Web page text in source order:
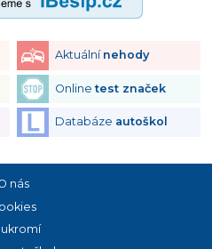
Aktuální nehody
Onlinetest značek
Databáze autoškol
nás